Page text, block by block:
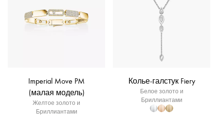
Imperial Move PM
(малая модель)
Желтое золото и
Бриллиантами
Колье-галстук Fiery
Белое золото и
Бриллиантами